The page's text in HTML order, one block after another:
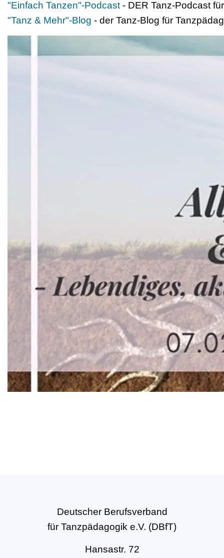
"Einfach Tanzen"-Podcast - DER Tanz-Podcast
"Tanz & Mehr"-Blog - der Tanz-Blog für
Deutscher Berufsverband
für Tanzpädagogik e.V. (DBfT)
Hansastr. 72